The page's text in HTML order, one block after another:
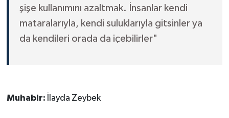
şişe kullanımını azaltmak. İnsanlar kendi
mataralarıyla, kendi suluklarıyla gitsinler ya
da kendileri orada da içebilirler"
Muhabir: İlayda Zeybek